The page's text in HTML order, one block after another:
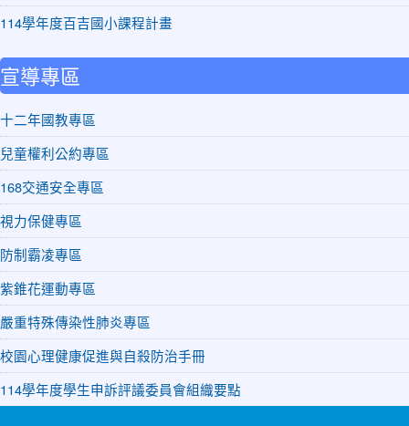
114學年度百吉國小課程計畫
宣導專區
十二年國教專區
兒童權利公約專區
168交通安全專區
視力保健專區
防制霸凌專區
紫錐花運動專區
嚴重特殊傳染性肺炎專區
校園心理健康促進與自殺防治手冊
114學年度學生申訴評議委員會組織要點